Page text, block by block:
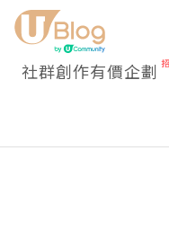
社群創作有價企劃